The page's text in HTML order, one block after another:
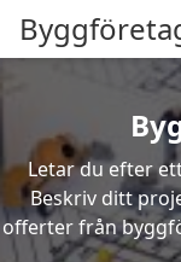
Letar du efter
Beskriv ditt
offerter från